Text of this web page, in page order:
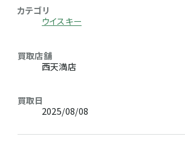
カテゴリ
ウイスキー
買取店舗
西天満店
買取日
2025/08/08